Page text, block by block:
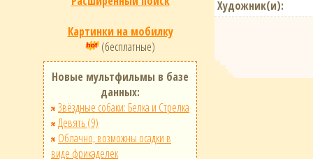
Картинки на мобилку
(бесплатные)
Новые мультфильмы в базе
данных:
Звёздные собаки: Белка и Стрелка
Девять (9)
Облачно, возможны осадки в
виде фрикаделек
Художник(и):